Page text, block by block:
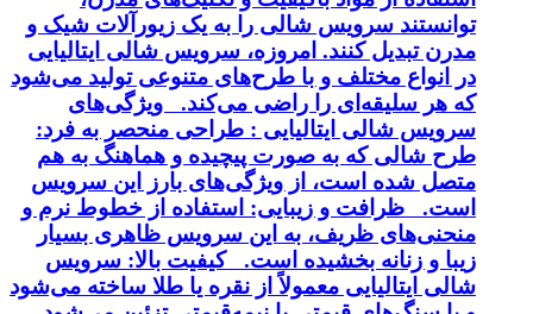
توانستند سرویس شالی را به یک زیورآلات شیک و
مدرن تبدیل کنند. امروزه، سرویس شالی ایتالیایی
در انواع مختلف و با طرح‌های متنوعی تولید می‌شود
که هر سلیقه‌ای را راضی می‌کند. ویژگی‌های
سرویس شالی ایتالیایی : طراحی منحصر به فرد:
طرح شالی که به صورت پیچیده و هماهنگ به هم
متصل شده است، از ویژگی‌های بارز این سرویس
است. ظرافت و زیبایی: استفاده از خطوط نرم و
منحنی‌های ظریف، به این سرویس ظاهری بسیار
زیبا و زنانه بخشیده است. کیفیت بالا: سرویس
شالی ایتالیایی معمولاً از نقره یا طلا ساخته می‌شود